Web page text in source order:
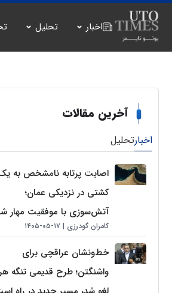
اخبار تحلیل
آخرین مقالات
اخبارتحلیل
اصابت پرتابه نامشخص به
کشتی در نزدیکی عمان؛
آتش‌سوزی با موفقیت مهار
کامران گودرزی ۱۷-۰۵-۱۴۰۵
خط‌ونشان عراقچی برای
واشنگتن؛ طرح قدیمی تنگه